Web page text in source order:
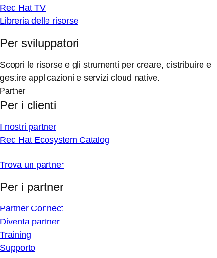
Red Hat TV
Libreria delle risorse
Per sviluppatori
Scopri le risorse e gli strumenti per creare, distribuire e
gestire applicazioni e servizi cloud native.
Partner
Per i clienti
I nostri partner
Red Hat Ecosystem Catalog
Trova un partner
Per i partner
Partner Connect
Diventa partner
Training
Supporto